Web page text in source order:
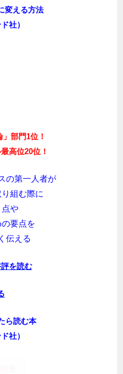
変える方法
社）
部門1位！
高位20位！
の第一人者が
組む際に
点や
要点を
伝える
を読む
ら読む本
社）